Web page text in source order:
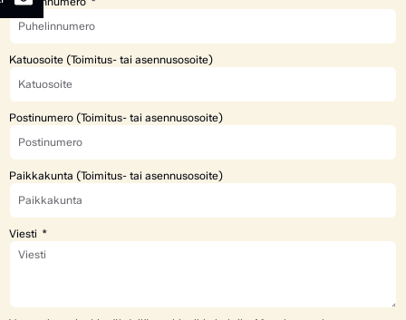
Katuosoite (Toimitus- tai asennusosoite)
Postinumero (Toimitus- tai asennusosoite)
Paikkakunta (Toimitus- tai asennusosoite)
Viesti